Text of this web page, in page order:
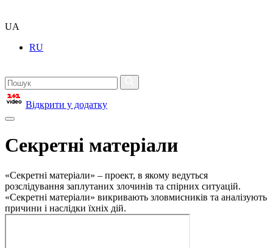
UA
RU
Відкрити у додатку
Секретні матеріали
«Секретні матеріали» – проект, в якому ведуться
розслідування заплутаних злочинів та спірних ситуацій.
«Секретні матеріали» викривають зловмисників та аналізують
причини і наслідки їхніх дій.